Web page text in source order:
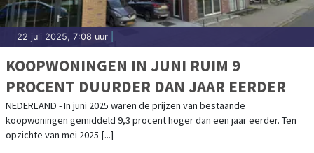
22 juli 2025, 7:08 uur
KOOPWONINGEN IN JUNI RUIM 9
PROCENT DUURDER DAN JAAR EERDER
NEDERLAND - In juni 2025 waren de prijzen van bestaande
koopwoningen gemiddeld 9,3 procent hoger dan een jaar eerder. Ten
opzichte van mei 2025 [...]